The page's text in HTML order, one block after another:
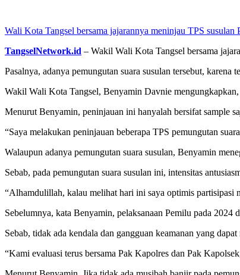
Wali Kota Tangsel bersama jajarannya meninjau TPS
TangselNetwork.id – Wakil Wali Kota Tangsel bersama
Pasalnya, adanya pemungutan suara susulan tersebut,
Wakil Wali Kota Tangsel, Benyamin Davnie
Menurut Benyamin, peninjauan ini hanyalah bersifat sample
“Saya melakukan peninjauan beberapa TPS pemungutan
Walaupun adanya pemungutan suara susulan, Benyamin
Sebab, pada pemungutan suara susulan ini, intensitas
“Alhamdulillah, kalau melihat hari ini saya optimis partisipasi
Sebelumnya, kata Benyamin, pelaksanaan Pemilu pada 2024
Sebab, tidak ada kendala dan gangguan keamanan yang
“Kami evaluasi terus bersama Pak Kapolres dan Pak